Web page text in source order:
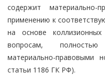
содержит
применению к
на основе
вопросам,
материально-правовыми
статьи 1186 ГК РФ).